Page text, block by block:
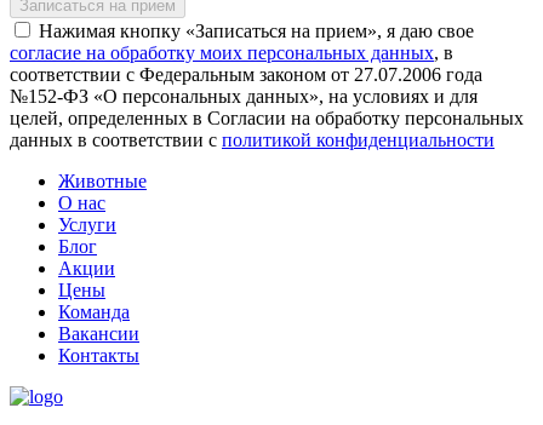
Нажимая кнопку «Записаться на прием», я даю свое
согласие на обработку моих персональных данных, в
соответствии с Федеральным законом от 27.07.2006 года
№152-ФЗ «О персональных данных», на условиях и для
целей, определенных в Согласии на обработку персональных
данных в соответствии с политикой конфиденциальности
Животные
О нас
Услуги
Блог
Акции
Цены
Команда
Вакансии
Контакты